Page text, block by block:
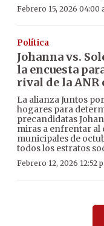
Febrero 15, 2026 04:00
Política
Johanna vs.
la encuesta
rival de la ANR
La alianza Juntos
hogares para
precandidatas
miras a enfrentar al
municipales de
todos los estratos
Febrero 12, 2026 12:52